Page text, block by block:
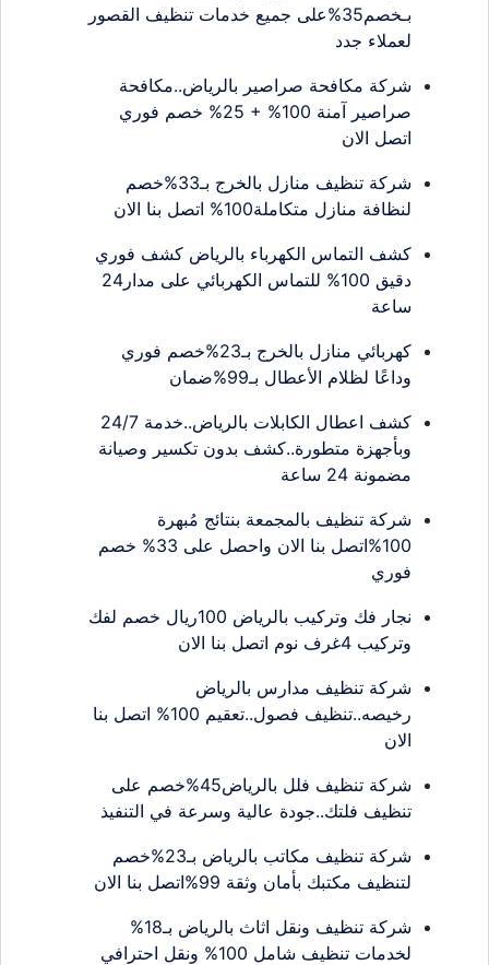
بـخصم35%على جميع خدمات تنظيف القصور
لعملاء جدد
شركة مكافحة صراصير بالرياض..مكافحة
صراصير آمنة 100% + 25% خصم فوري
اتصل الان
شركة تنظيف منازل بالخرج بـ33%خصم
لنظافة منازل متكاملة100% اتصل بنا الان
كشف التماس الكهرباء بالرياض كشف فوري
دقيق 100% للتماس الكهربائي على مدار24
ساعة
كهربائي منازل بالخرج بـ23%خصم فوري
وداعًا لظلام الأعطال بـ99%ضمان
كشف اعطال الكابلات بالرياض..خدمة 24/7
وبأجهزة متطورة..كشف بدون تكسير وصيانة
مضمونة 24 ساعة
شركة تنظيف بالمجمعة بنتائج مُبهرة
100%اتصل بنا الان واحصل على 33% خصم
فوري
نجار فك وتركيب بالرياض 100ريال خصم لفك
وتركيب 4غرف نوم اتصل بنا الان
شركة تنظيف مدارس بالرياض
رخيصه..تنظيف فصول..تعقيم 100% اتصل بنا
الان
شركة تنظيف فلل بالرياض45%خصم على
تنظيف فلتك..جودة عالية وسرعة في التنفيذ
شركة تنظيف مكاتب بالرياض بـ23%خصم
لتنظيف مكتبك بأمان وثقة 99%اتصل بنا الان
شركة تنظيف ونقل اثاث بالرياض بـ18%
لخدمات تنظيف شامل 100% ونقل احترافي